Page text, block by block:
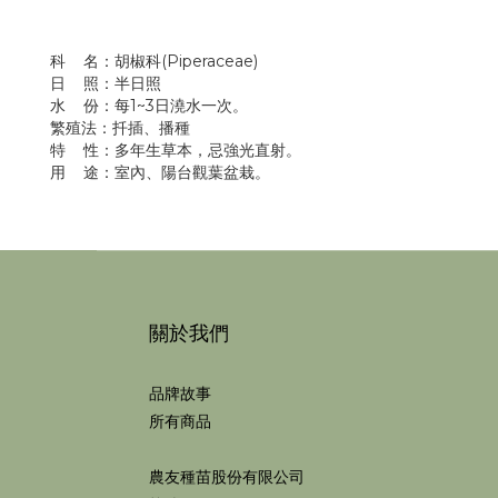
科 名：胡椒科(Piperaceae)
日 照：半日照
水 份：每1~3日澆水一次。
繁殖法：扦插、播種
特 性：多年生草本，忌強光直射。
用 途：室內、陽台觀葉盆栽。
關於我們
品牌故事
所有商品
農友種苗股份有限公司